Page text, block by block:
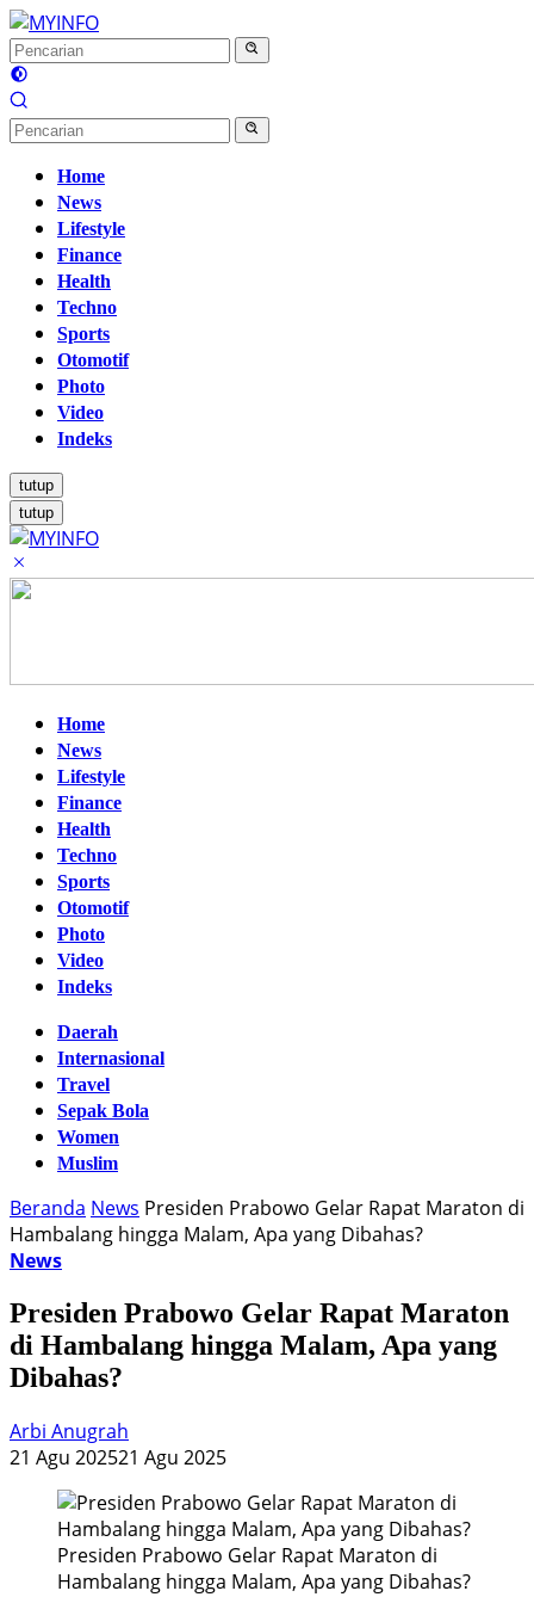
Langsung
ke
konten
Home
News
Lifestyle
Finance
Health
Techno
Sports
Otomotif
Photo
Video
Indeks
tutup
tutup
Home
News
Lifestyle
Finance
Health
Techno
Sports
Otomotif
Photo
Video
Indeks
Daerah
Internasional
Travel
Sepak Bola
Women
Muslim
Beranda News Presiden Prabowo Gelar Rapat Maraton di
Hambalang hingga Malam, Apa yang Dibahas?
News
Presiden Prabowo Gelar Rapat Maraton
di Hambalang hingga Malam, Apa yang
Dibahas?
Arbi Anugrah
21 Agu 202521 Agu 2025
Presiden Prabowo Gelar Rapat Maraton di
Hambalang hingga Malam, Apa yang Dibahas?